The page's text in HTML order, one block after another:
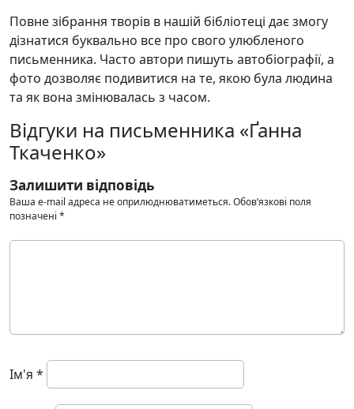
Повне зібрання творів в нашій бібліотеці дає змогу
дізнатися буквально все про свого улюбленого
письменника. Часто автори пишуть автобіографії, а
фото дозволяє подивитися на те, якою була людина
та як вона змінювалась з часом.
Відгуки на письменника «Ґанна
Ткаченко»
Залишити відповідь
Ваша e-mail адреса не оприлюднюватиметься.Обов’язкові поля
позначені *
Ім'я *